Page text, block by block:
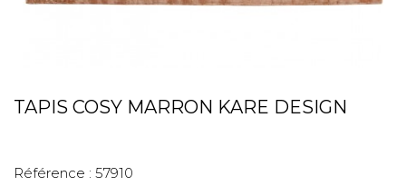
TAPIS COSY MARRON KARE DESIGN
Référence : 57910